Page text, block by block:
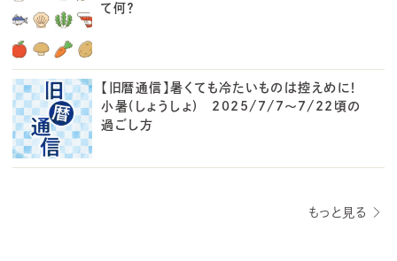
て何？
【旧暦通信】暑くても冷たいものは控えめに！
小暑(しょうしょ) 2025/7/7～7/22頃の
過ごし方
もっと見る